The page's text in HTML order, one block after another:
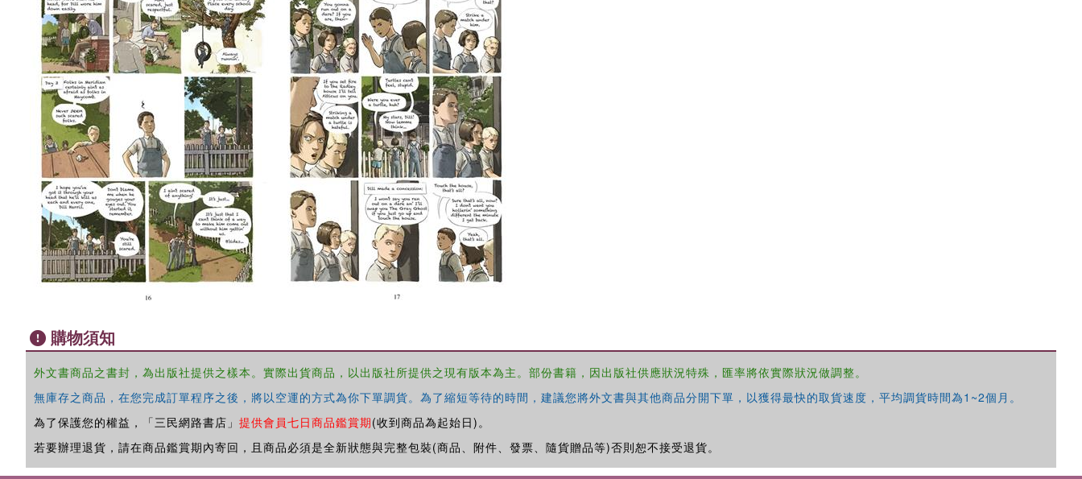
購物須知
外文書商品之書封，為出版社提供之樣本。實際出貨商品，以出版社所提供之現有版本為主。部份書籍，因出版社供應狀況特殊，匯率將依實際狀況做調整。
無庫存之商品，在您完成訂單程序之後，將以空運的方式為你下單調貨。為了縮短等待的時間，建議您將外文書與其他商品分開下單，以獲得最快的取貨速度，平均調貨時間為1~2個月。
為了保護您的權益，「三民網路書店」 提供會員七日商品鑑賞期(收到商品為起始日)。
若要辦理退貨，請在商品鑑賞期內寄回，且商品必須是全新狀態與完整包裝(商品、附件、發票、隨貨贈品等)否則恕不接受退貨。